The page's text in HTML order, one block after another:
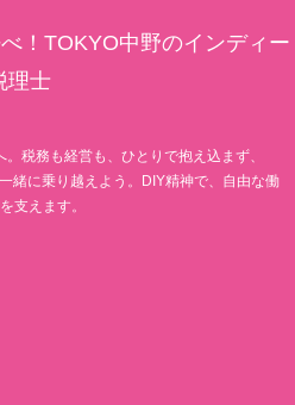
！TOKYO中野のインディー
理士
税務も経営も、ひとりで抱え込まず、
緒に乗り越えよう。DIY精神で、自由な働
支えます。